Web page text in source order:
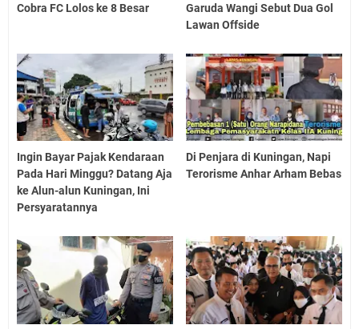
Cobra FC Lolos ke 8 Besar
Garuda Wangi Sebut Dua Gol
Lawan Offside
Ingin Bayar Pajak Kendaraan
Pada Hari Minggu? Datang Aja
ke Alun-alun Kuningan, Ini
Persyaratannya
Di Penjara di Kuningan, Napi
Terorisme Anhar Arham Bebas